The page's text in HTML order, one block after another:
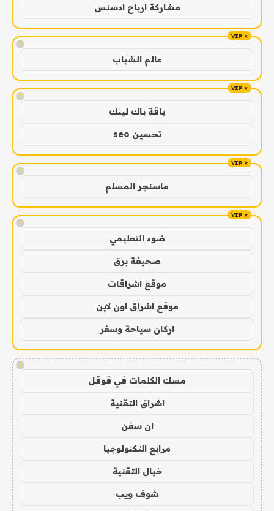
مشاركة ارباح ادسنس
!
عالم الشباب
!
باقة باك لينك
تحسين seo
!
ماسنجر المسلم
!
ضوء التعليمي
صحيفة برق
موقع اشراقات
موقع اشراق اون لاين
اركان سياحة وسفر
!
مسك الكلمات في قوقل
اشراق التقنية
ان سفن
مرابع التكنولوجيا
خيال التقنية
شوف ويب